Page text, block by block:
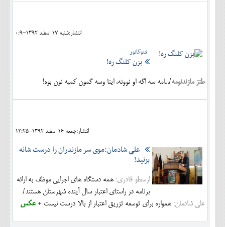
انتشار:شنبه 17 اسفند 1392-0:9
فتوکاتور
بزن کلنگ ره!
طنز مازندنومه/...امه سه اگه او نوونه، اینا وسه گمون کمبه نون بوه!
انتشار:جمعه 16 اسفند 1392-12:25
علی شادمان:موی سر مازندران را درست شانه
بزنید!
ارسطو قادری: همه دستگاه های اجرایی موظف به ارائه
برنامه در راستای اعتبار سال آینده شهرستان هستند/
علی شادمان: همواره برای توسعه تزریق اعتبار از بالا درست نیست +عکس